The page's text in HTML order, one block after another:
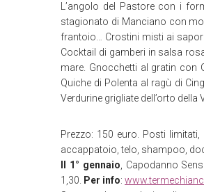
L’angolo del Pastore con i
stagionato di Manciano con
frantoio… Crostini misti ai
Cocktail di gamberi in salsa
mare. Gnocchetti al gratin con
Quiche di Polenta al ragù di
Verdurine grigliate dell’orto
Prezzo: 150 euro. Posti
accappatoio, telo, shampoo,
Il 1° gennaio, Capodanno
1,30. Per info: